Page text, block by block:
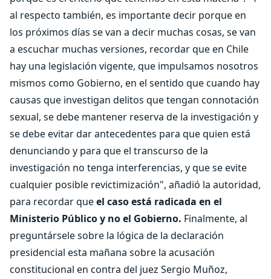
al respecto también, es importante decir porque en
los próximos días se van a decir muchas cosas, se van
a escuchar muchas versiones, recordar que en Chile
hay una legislación vigente, que impulsamos nosotros
mismos como Gobierno, en el sentido que cuando hay
causas que investigan delitos que tengan connotación
sexual, se debe mantener reserva de la investigación y
se debe evitar dar antecedentes para que quien está
denunciando y para que el transcurso de la
investigación no tenga interferencias, y que se evite
cualquier posible revictimización", añadió la autoridad,
para recordar queel caso está radicada en el
Ministerio Público y no el Gobierno. Finalmente, al
preguntársele sobre la lógica de la declaración
presidencial esta mañana sobre la acusación
constitucional en contra del juez Sergio Muñoz,